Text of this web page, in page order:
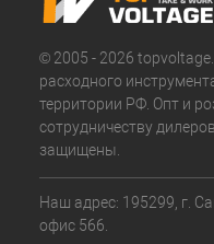
© 2005 - 2026
расходного
территории РФ. Опт и
сотрудничеству
защищены.
Наш адрес: 195299, г.
офис 566.